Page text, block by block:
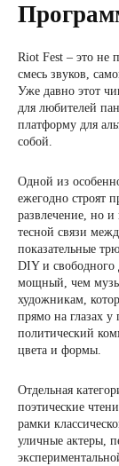
Riot Fest – это не
смесь звуков,
Уже давно этот
для любителей
платформу для
собой.
Одной из
ежегодно строят
развлечение, но
тесной связи
показательные
DIY и свободного
мощный, чем
художникам,
прямо на глазах
политический
цвета и формы.
Отдельная
поэтические
рамки
уличные актеры,